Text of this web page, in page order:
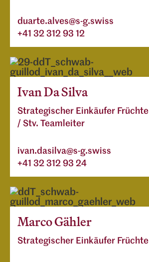
duarte.alves@s-g.swiss
+41 32 312 93 12
Ivan Da Silva
Strategischer Einkäufer Früchte
/ Stv. Teamleiter
ivan.dasilva@s-g.swiss
+41 32 312 93 24
Marco Gähler
Strategischer Einkäufer Früchte